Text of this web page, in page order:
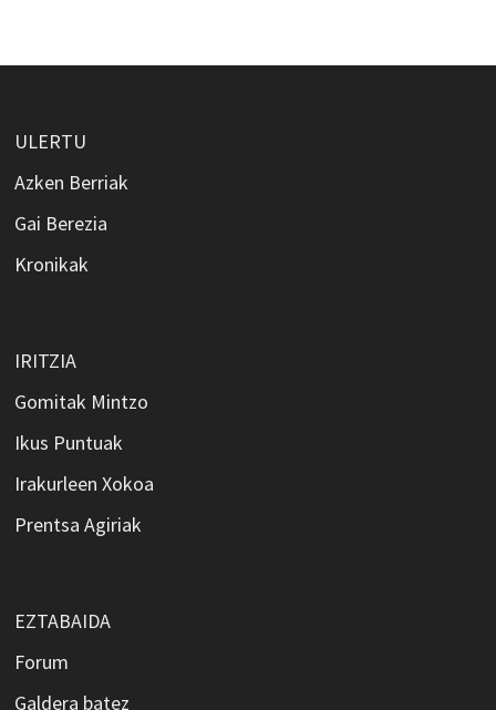
ULERTU
Azken Berriak
Gai Berezia
Kronikak
IRITZIA
Gomitak Mintzo
Ikus Puntuak
Irakurleen Xokoa
Prentsa Agiriak
EZTABAIDA
Forum
Galdera batez